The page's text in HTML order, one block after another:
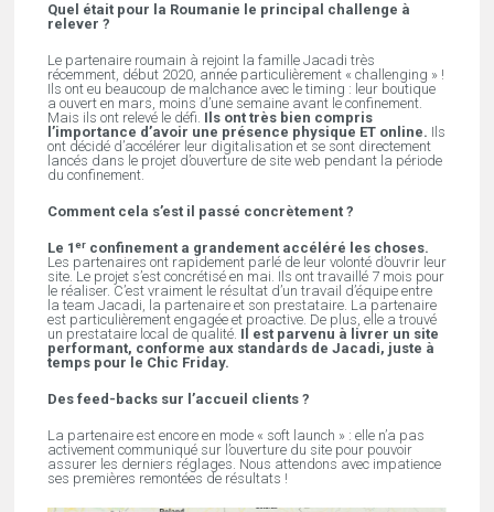
Quel était pour la Roumanie le principal challenge à
relever ?
Le partenaire roumain à rejoint la famille Jacadi très
récemment, début 2020, année particulièrement « challenging » !
Ils ont eu beaucoup de malchance avec le timing : leur boutique
a ouvert en mars, moins d’une semaine avant le confinement.
Mais ils ont relevé le défi. Ils ont très bien compris
l’importance d’avoir une présence physique ET online. Ils
ont décidé d’accélérer leur digitalisation et se sont directement
lancés dans le projet d’ouverture de site web pendant la période
du confinement.
Comment cela s’est il passé concrètement ?
Le 1er confinement a grandement accéléré les choses.
Les partenaires ont rapidement parlé de leur volonté d’ouvrir leur
site. Le projet s’est concrétisé en mai. Ils ont travaillé 7 mois pour
le réaliser. C’est vraiment le résultat d’un travail d’équipe entre
la team Jacadi, la partenaire et son prestataire. La partenaire
est particulièrement engagée et proactive. De plus, elle a trouvé
un prestataire local de qualité. Il est parvenu à livrer un site
performant, conforme aux standards de Jacadi, juste à
temps pour le Chic Friday.
Des feed-backs sur l’accueil clients ?
La partenaire est encore en mode « soft launch » : elle n’a pas
activement communiqué sur l’ouverture du site pour pouvoir
assurer les derniers réglages. Nous attendons avec impatience
ses premières remontées de résultats !